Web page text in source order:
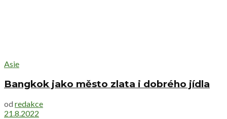
Asie
Bangkok jako město zlata i dobrého jídla
od redakce
21.8.2022